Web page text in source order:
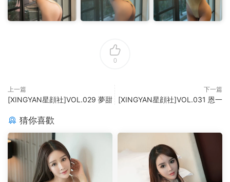
0
上一篇
[XINGYAN星顔社]VOL.029 夢甜
下一篇
[XINGYAN星顔社]VOL.031 恩一
猜你喜歡